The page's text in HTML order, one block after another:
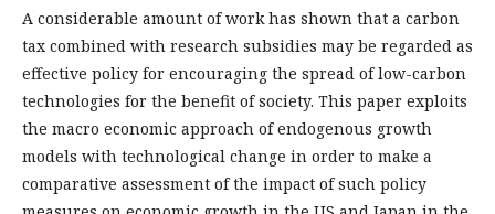
A considerable amount of work has shown that a carbon
tax combined with research subsidies may be regarded as
effective policy for encouraging the spread of low-carbon
technologies for the benefit of society. This paper exploits
the macro­ economic approach of endogenous growth
models with technological change in or­der to make a
comparative assessment of the impact of such policy